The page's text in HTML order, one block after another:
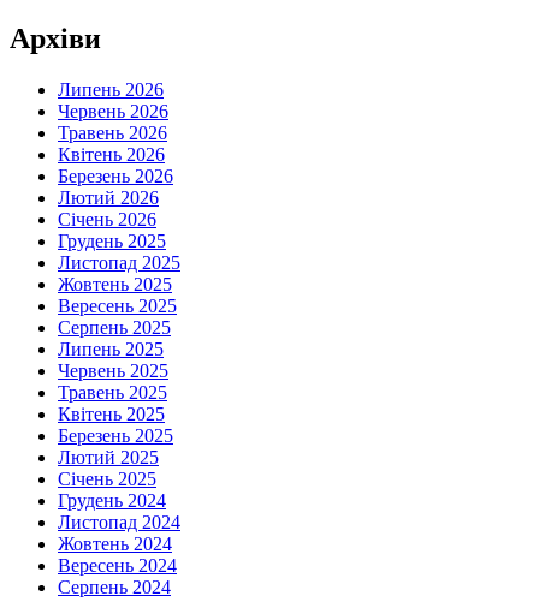
Архіви
Липень 2026
Червень 2026
Травень 2026
Квітень 2026
Березень 2026
Лютий 2026
Січень 2026
Грудень 2025
Листопад 2025
Жовтень 2025
Вересень 2025
Серпень 2025
Липень 2025
Червень 2025
Травень 2025
Квітень 2025
Березень 2025
Лютий 2025
Січень 2025
Грудень 2024
Листопад 2024
Жовтень 2024
Вересень 2024
Серпень 2024